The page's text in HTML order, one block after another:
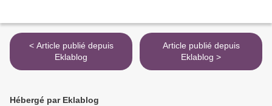
< Article publié depuis
Eklablog
Article publié depuis
Eklablog >
Hébergé par Eklablog